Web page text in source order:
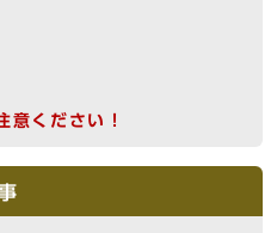
意ください！